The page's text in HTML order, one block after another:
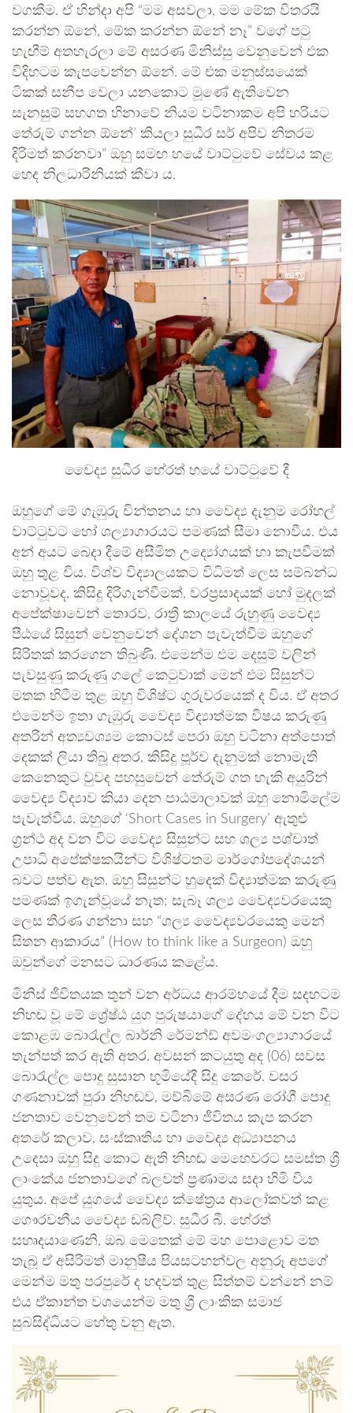
වගකීම. ඒ හින්දා අපි “මම අසවලා, මම මේක විතරයි
කරන්න ඕනේ, මේක කරන්න ඕනේ නෑ” වගේ පටු
හැඟීම් අතහැරලා මේ අසරණ මිනිස්සු වෙනුවෙන් එක
විදිහටම කැපවෙන්න ඕනේ. මේ එක මනුස්සයෙක්
ටිකක් සනීප වෙලා යනකොට මූණේ ඇතිවෙන
සැනසුම් සහගත හිනාවේ නියම වටිනාකම අපි හරියට
තේරුම් ගන්න ඕනේ’ කියලා සුධීර සර් අපිව නිතරම
දිරිමත් කරනවා” ඔහු සමඟ හයේ වාට්ටුවේ සේවය කළ
හෙද නිලධාරිනියක් කීවා ය.
වෛද්‍ය සුධීර හේරත් හයේ වාට්ටුවේ දී
ඔහුගේ මේ ගැඹුරු චින්තනය හා වෛද්‍ය දැනුම රෝහල්
වාට්ටුවට හෝ ශල්‍යාගාරයට පමණක් සීමා නොවීය. එය
අන් අයට බෙදා දීමේ අසීමිත උද්‍යෝගයක් හා කැපවීමක්
ඔහු තුළ විය. විශ්ව විද්‍යාලයකට විධිමත් ලෙස සම්බන්ධ
නොවූවද, කිසිදු දිරිගැන්වීමක්, වරප්‍රසාදයක් හෝ මුදලක්
අපේක්ෂාවෙන් තොරව, රාත්‍රී කාලයේ රුහුණු වෛද්‍ය
පීඨයේ සිසුන් වෙනුවෙන් දේශන පැවැත්වීම ඔහුගේ
සිරිතක් කරගෙන තිබුණි. එමෙන්ම එම දෙසුම් වලින්
පැවසුණු කරුණු ගලේ කෙටුවාක් මෙන් එම සිසුන්ට
මතක හිටීම තුළ ඔහු විශිෂ්ට ගුරුවරයෙක් ද විය. ඒ අතර
එමෙන්ම ඉතා ගැඹුරු වෛද්‍ය විද්‍යාත්මක විෂය කරුණු
අතරින් අත්‍යවශ්‍යම කොටස් පෙරා ඔහු වටිනා අත්පොත්
දෙකක් ලියා තිබූ අතර, කිසිදු පූර්ව දැනුමක් නොමැති
කෙනෙකුට වුවද පහසුවෙන් තේරුම් ගත හැකි අයුරින්
වෛද්‍ය විද්‍යාව කියා දෙන පාඨමාලාවක් ඔහු නොමිලේම
පැවැත්වීය. ඔහුගේ ‘Short Cases in Surgery’ ඇතුළු
ග්‍රන්ථ අද වන විට වෛද්‍ය සිසුන්ට සහ ශල්‍ය පශ්චාත්
උපාධි අපේක්ෂකයින්ට විශිෂ්ටතම මාර්ගෝපදේශයන්
බවට පත්ව ඇත. ඔහු සිසුන්ට හුදෙක් විද්‍යාත්මක කරුණු
පමණක් ඉගැන්වූයේ නැත; සැබෑ ශල්‍ය වෛද්‍යවරයෙකු
ලෙස තීරණ ගන්නා සහ “ශල්‍ය වෛද්‍යවරයෙකු මෙන්
සිතන ආකාරය” (How to think like a Surgeon) ඔහු
ඔවුන්ගේ මනසට ධාරණය කළේය.
මිනිස් ජීවිතයක තුන් වන අර්ධය ආරම්භයේ දීම සදහටම
නිහඬ වූ මේ ශ්‍රේෂ්ඨ යුග පුරුෂයාගේ දේහය මේ වන විට
කොළඹ බොරැල්ල බාර්නි රේමන්ඩ් අවමංගල්‍යාගාරයේ
තැන්පත් කර ඇති අතර, අවසන් කටයුතු අද (06) සවස
බොරැල්ල පොදු සුසාන භූමියේදී සිදු කෙරේ. වසර
ගණනාවක් පුරා නිහඬව, මව්බිමේ අසරණ රෝගී පොදු
ජනතාව වෙනුවෙන් තම වටිනා ජීවිතය කැප කරන
අතරේ කලාව, සංස්කෘතිය හා වෛද්‍ය අධ්‍යාපනය
උදෙසා ඔහු සිදු කොට ඇති නිහඬ මෙහෙවරට සමස්ත ශ්‍රී
ලාංකේය ජනතාවගේ බලවත් ප්‍රණාමය සදා හිමි විය
යුතුය. අපේ යුගයේ වෛද්‍ය ක්ෂේත්‍රය ආලෝකවත් කළ
ගෞරවනීය වෛද්‍ය ඩබ්ලිව්. සුධීර බී. හේරත්
සහෘදයාණෙනි, ඔබ මෙතෙක් මේ මහ පොළොව මත
තැබූ ඒ අසිරිමත් මානුෂීය පියසටහන්වල අනුරූ අපගේ
මෙන්ම මතු පරපුරේ ද හදවත් තුළ සිත්තම් වන්නේ නම්
එය ඒකාන්ත වශයෙන්ම මතු ශ්‍රී ලාංකික සමාජ
සුබසිද්ධියට හේතු වනු ඇත.